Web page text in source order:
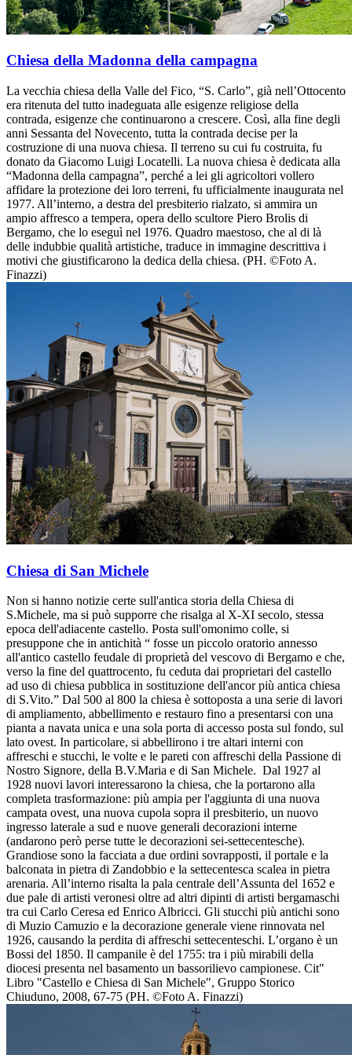
Chiesa della Madonna della campagna
La vecchia chiesa della Valle del Fico, “S. Carlo”, già nell’Ottocento
era ritenuta del tutto inadeguata alle esigenze religiose della
contrada, esigenze che continuarono a crescere. Così, alla fine degli
anni Sessanta del Novecento, tutta la contrada decise per la
costruzione di una nuova chiesa. Il terreno su cui fu costruita, fu
donato da Giacomo Luigi Locatelli. La nuova chiesa è dedicata alla
“Madonna della campagna”, perché a lei gli agricoltori vollero
affidare la protezione dei loro terreni, fu ufficialmente inaugurata nel
1977. All’interno, a destra del presbiterio rialzato, si ammira un
ampio affresco a tempera, opera dello scultore Piero Brolis di
Bergamo, che lo eseguì nel 1976. Quadro maestoso, che al di là
delle indubbie qualità artistiche, traduce in immagine descrittiva i
motivi che giustificarono la dedica della chiesa. (PH. ©Foto A.
Finazzi)
Chiesa di San Michele
Non si hanno notizie certe sull'antica storia della Chiesa di
S.Michele, ma si può supporre che risalga al X-XI secolo, stessa
epoca dell'adiacente castello. Posta sull'omonimo colle, si
presuppone che in antichità “ fosse un piccolo oratorio annesso
all'antico castello feudale di proprietà del vescovo di Bergamo e che,
verso la fine del quattrocento, fu ceduta dai proprietari del castello
ad uso di chiesa pubblica in sostituzione dell'ancor più antica chiesa
di S.Vito.” Dal 500 al 800 la chiesa è sottoposta a una serie di lavori
di ampliamento, abbellimento e restauro fino a presentarsi con una
pianta a navata unica e una sola porta di accesso posta sul fondo, sul
lato ovest. In particolare, si abbellirono i tre altari interni con
affreschi e stucchi, le volte e le pareti con affreschi della Passione di
Nostro Signore, della B.V.Maria e di San Michele. Dal 1927 al
1928 nuovi lavori interessarono la chiesa, che la portarono alla
completa trasformazione: più ampia per l'aggiunta di una nuova
campata ovest, una nuova cupola sopra il presbiterio, un nuovo
ingresso laterale a sud e nuove generali decorazioni interne
(andarono però perse tutte le decorazioni sei-settecentesche).
Grandiose sono la facciata a due ordini sovrapposti, il portale e la
balconata in pietra di Zandobbio e la settecentesca scalea in pietra
arenaria. All’interno risalta la pala centrale dell’Assunta del 1652 e
due pale di artisti veronesi oltre ad altri dipinti di artisti bergamaschi
tra cui Carlo Ceresa ed Enrico Albricci. Gli stucchi più antichi sono
di Muzio Camuzio e la decorazione generale viene rinnovata nel
1926, causando la perdita di affreschi settecenteschi. L’organo è un
Bossi del 1850. Il campanile è del 1755: tra i più mirabili della
diocesi presenta nel basamento un bassorilievo campionese. Cit"
Libro "Castello e Chiesa di San Michele", Gruppo Storico
Chiuduno, 2008, 67-75 (PH. ©Foto A. Finazzi)